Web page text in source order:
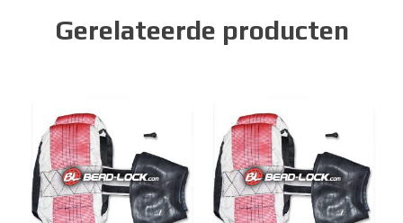
Gerelateerde producten